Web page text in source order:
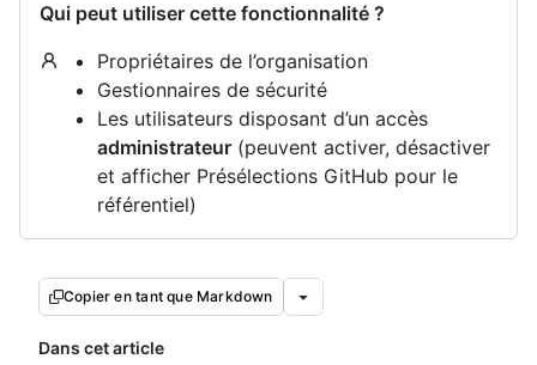
Qui peut utiliser cette fonctionnalité ?
Propriétaires de l’organisation
Gestionnaires de sécurité
Les utilisateurs disposant d’un accès
administrateur (peuvent activer, désactiver
et afficher Présélections GitHub pour le
référentiel)
Copier en tant que Markdown
Dans cet article